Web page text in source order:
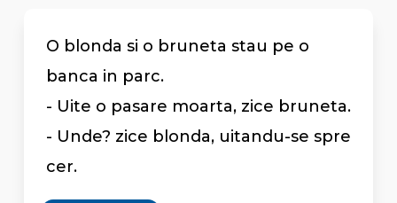
O blonda si o bruneta stau pe o
banca in parc.
- Uite o pasare moarta, zice bruneta.
- Unde? zice blonda, uitandu-se spre
cer.